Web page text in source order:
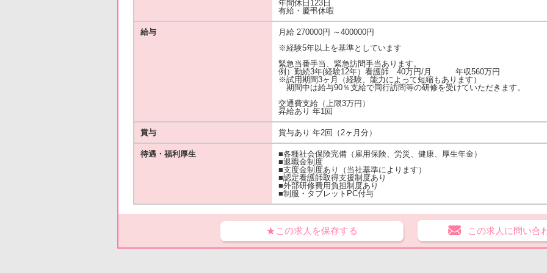
年間休日123日
有給・慶弔休暇
給与
月給 270000円 ～400000円
※経験5年以上を基準としています
緊急当番手当、緊急訪問手当あります。
例）勤続3年(経験12年）看護師 40万円/月 年収560万円
※試用期間3ヶ月（経験、能力によって短縮もあります）
期間中は給与90％支給で同行訪問等の研修を受けていただきます。
交通費支給（上限3万円）
昇給あり 年1回
賞与 賞与あり 年2回（2ヶ月分）
待遇・福利厚生
■各種社会保険完備（雇用保険、労災、健康、厚生年金）
■退職金制度
■支度金制度あり（当社基準によります）
■認定看護師取得支援制度あり
■外部研修費用負担制度あり
■制服・タブレットPC付与
★この求人を保存する この求人に問い合